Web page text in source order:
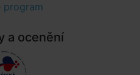
program
a ocenění